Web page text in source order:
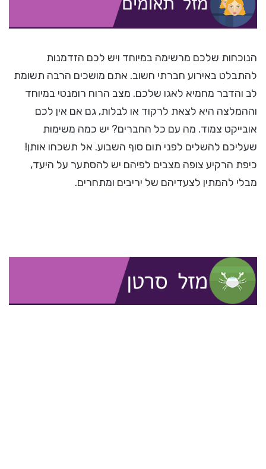
הנוכחות שלכם מרשימה במיוחד ויש לכם הזדמנות
להתבלט באירוע חברתי חשוב. אתם מושכים הרבה תשומת
לב והדבר מחמיא לאגו שלכם. מצב הרוח רומנטי במיוחד
וההמלצה היא לצאת לרקוד או לבלות, גם אם אין לכם
אובייקט צמוד. מה עם כל החברים? יש כמה משימות
שעליכם להשלים לפני תום סוף השבוע. אל תשכחו אותן!
כיפת הרקיע צופה מצבים לפיהם יש להסתער על היעד,
מבלי להמתין לצעדיהם של יריבים ומתחרים.